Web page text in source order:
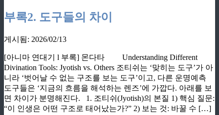
부록2. 도구들의 차이
게시됨: 2026/02/13
[아니마 연대기 l 부록] 몬다타 Understanding Different
Divination Tools: Jyotish vs. Others 조티쉬는 ‘맞히는 도구’가 아
니라 ‘벗어날 수 없는 구조를 보는 도구’이고, 다른 운명예측
도구들은 ‘지금의 흐름을 해석하는 렌즈’에 가깝다. 아래를 보
면 차이가 분명해진다. 1. 조티쉬(Jyotish)의 본질 1) 핵심 질문:
“이 인생은 어떤 구조로 태어났는가?” 2) 보는 것: 바꿀 수 […]